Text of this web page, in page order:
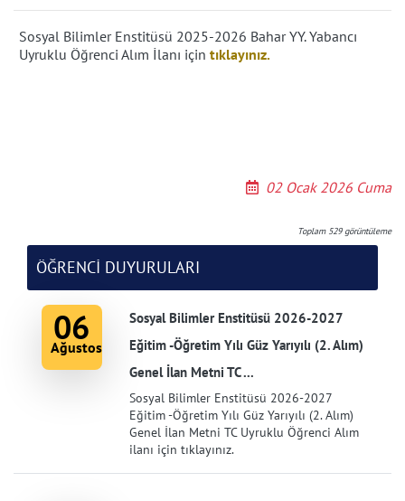
Sosyal Bilimler Enstitüsü 2025-2026 Bahar YY. Yabancı
Uyruklu Öğrenci Alım İlanı için tıklayınız.
02 Ocak 2026 Cuma
Toplam 529görüntüleme
ÖĞRENCİ DUYURULARI
06
Ağustos
Sosyal Bilimler Enstitüsü 2026-2027
Eğitim -Öğretim Yılı Güz Yarıyılı (2. Alım)
Genel İlan Metni TC ...
Sosyal Bilimler Enstitüsü 2026-2027
Eğitim -Öğretim Yılı Güz Yarıyılı (2. Alım)
Genel İlan Metni TC Uyruklu Öğrenci Alım
ilanı için tıklayınız.